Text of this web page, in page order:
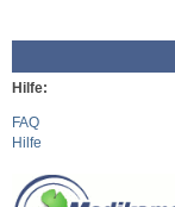
Hilfe:
FAQ
Hilfe